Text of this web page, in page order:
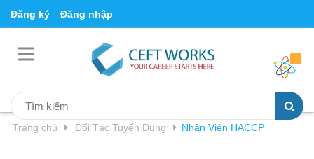
Đăng ký Đăng nhập
Trang chủ Đối Tác Tuyển Dụng Nhân Viên HACCP